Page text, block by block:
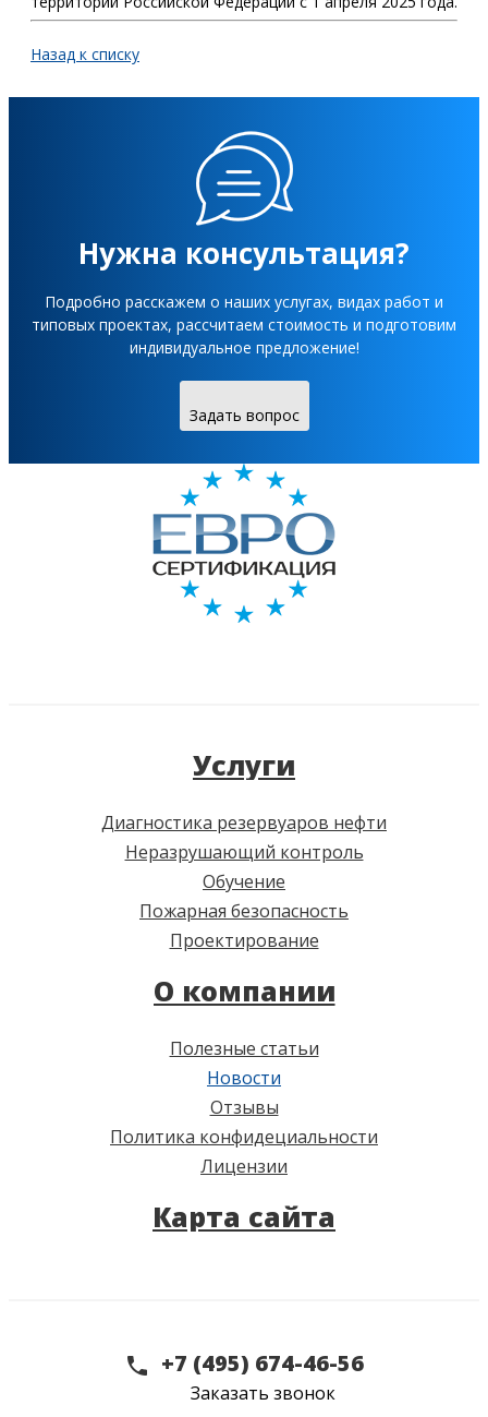
Назад к списку
Нужна консультация?
Подробно расскажем о наших услугах, видах работ и
типовых проектах, рассчитаем стоимость и подготовим
индивидуальное предложение!
Задать вопрос
Услуги
Диагностика резервуаров нефти
Неразрушающий контроль
Обучение
Пожарная безопасность
Проектирование
О компании
Полезные статьи
Новости
Отзывы
Политика конфидециальности
Лицензии
Карта сайта
+7 (495) 674-46-56
Заказать звонок